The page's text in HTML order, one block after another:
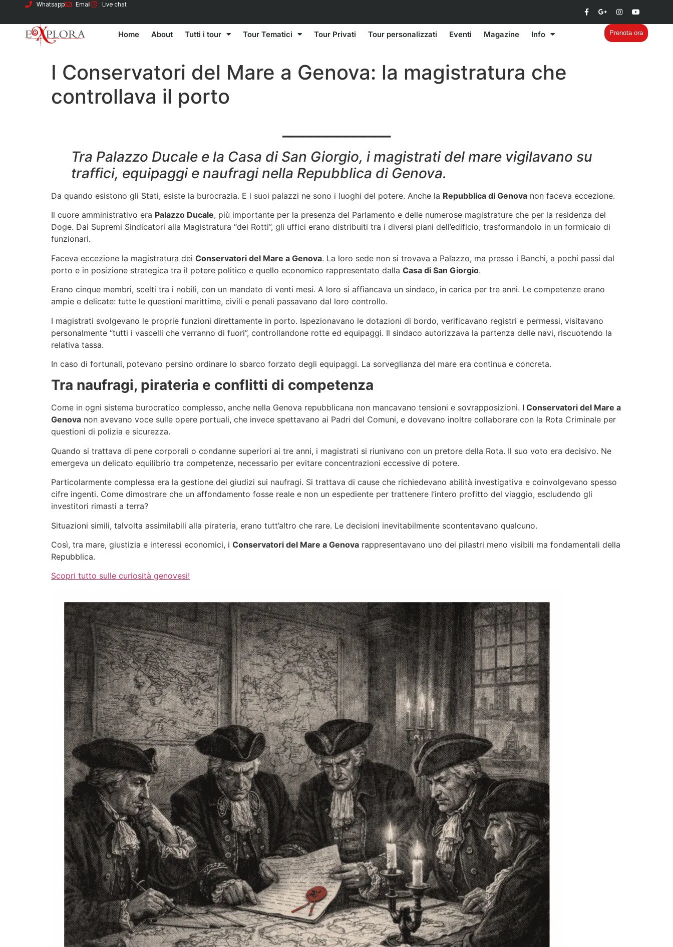
Whatsapp Email Live chat
Home About Tutti i tour Tour Tematici Tour Privati Tour personalizzati Eventi Magazine Info Prenota ora
I Conservatori del Mare a Genova: la magistratura che
controllava il porto
Tra Palazzo Ducale e la Casa di San Giorgio, i magistrati del mare vigilavano su
traffici, equipaggi e naufragi nella Repubblica di Genova.
Da quando esistono gli Stati, esiste la burocrazia. E i suoi palazzi ne sono i luoghi del potere. Anche la Repubblica di Genova non faceva eccezione.
Il cuore amministrativo era Palazzo Ducale, più importante per la presenza del Parlamento e delle numerose magistrature che per la residenza del
Doge. Dai Supremi Sindicatori alla Magistratura “dei Rotti”, gli uffici erano distribuiti tra i diversi piani dell’edificio, trasformandolo in un formicaio di
funzionari.
Faceva eccezione la magistratura dei Conservatori del Mare a Genova. La loro sede non si trovava a Palazzo, ma presso i Banchi, a pochi passi dal
porto e in posizione strategica tra il potere politico e quello economico rappresentato dalla Casa di San Giorgio.
Erano cinque membri, scelti tra i nobili, con un mandato di venti mesi. A loro si affiancava un sindaco, in carica per tre anni. Le competenze erano
ampie e delicate: tutte le questioni marittime, civili e penali passavano dal loro controllo.
I magistrati svolgevano le proprie funzioni direttamente in porto. Ispezionavano le dotazioni di bordo, verificavano registri e permessi, visitavano
personalmente “tutti i vascelli che verranno di fuori”, controllandone rotte ed equipaggi. Il sindaco autorizzava la partenza delle navi, riscuotendo la
relativa tassa.
In caso di fortunali, potevano persino ordinare lo sbarco forzato degli equipaggi. La sorveglianza del mare era continua e concreta.
Tra naufragi, pirateria e conflitti di competenza
Come in ogni sistema burocratico complesso, anche nella Genova repubblicana non mancavano tensioni e sovrapposizioni. I Conservatori del Mare a
Genova non avevano voce sulle opere portuali, che invece spettavano ai Padri del Comuni, e dovevano inoltre collaborare con la Rota Criminale per
questioni di polizia e sicurezza.
Quando si trattava di pene corporali o condanne superiori ai tre anni, i magistrati si riunivano con un pretore della Rota. Il suo voto era decisivo. Ne
emergeva un delicato equilibrio tra competenze, necessario per evitare concentrazioni eccessive di potere.
Particolarmente complessa era la gestione dei giudizi sui naufragi. Si trattava di cause che richiedevano abilità investigativa e coinvolgevano spesso
cifre ingenti. Come dimostrare che un affondamento fosse reale e non un espediente per trattenere l’intero profitto del viaggio, escludendo gli
investitori rimasti a terra?
Situazioni simili, talvolta assimilabili alla pirateria, erano tutt’altro che rare. Le decisioni inevitabilmente scontentavano qualcuno.
Così, tra mare, giustizia e interessi economici, i Conservatori del Mare a Genova rappresentavano uno dei pilastri meno visibili ma fondamentali della
Repubblica.
Scopri tutto sulle curiosità genovesi!